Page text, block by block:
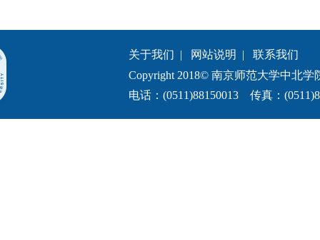
关于我们 | 网站说明 | 联系我们
Copyright 2018© 南京师范大学中北学
电话：(0511)88150013 传真：